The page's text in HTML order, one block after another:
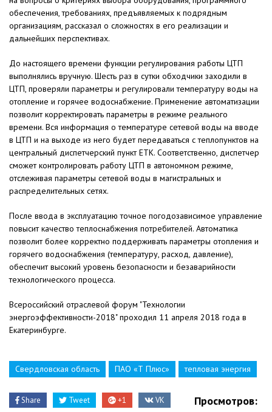
обеспечения, требованиях, предъявляемых к подрядным
организациям, рассказал о сложностях в его реализации и
дальнейших перспективах.
До настоящего времени функции регулирования работы ЦТП
выполнялись вручную. Шесть раз в сутки обходчики заходили в
ЦТП, проверяли параметры и регулировали температуру воды на
отопление и горячее водоснабжение. Применение автоматизации
позволит корректировать параметры в режиме реального
времени. Вся информация о температуре сетевой воды на вводе
в ЦТП и на выходе из него будет передаваться с теплопунктов на
центральный диспетчерский пункт ЕТК. Соответственно, диспетчер
сможет контролировать работу ЦТП в автономном режиме,
отслеживая параметры сетевой воды в магистральных и
распределительных сетях.
После ввода в эксплуатацию точное погодозависимое управление
повысит качество теплоснабжения потребителей. Автоматика
позволит более корректно поддерживать параметры отопления и
горячего водоснабжения (температуру, расход, давление),
обеспечит высокий уровень безопасности и безаварийности
технологического процесса.
Всероссийский отраслевой форум "Технологии
энергоэффективности-2018" проходил 11 апреля 2018 года в
Екатеринбурге.
Свердловская область ПАО «Т Плюс» тепловая энергия
Share Tweet +1 VK
Просмотров: